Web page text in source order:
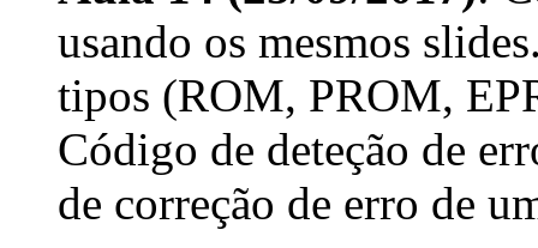
usando os mesmos
tipos (ROM, PROM,
Código de deteção de
de correção de erro de